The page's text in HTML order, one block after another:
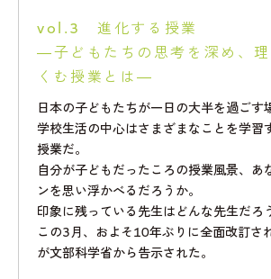
vol.3 進化する授業
―子どもたちの思考を深め、
くむ授業とは―
日本の子どもたちが一日の大半を過ごす
学校生活の中心はさまざまなことを学習
授業だ。
自分が子どもだったころの授業風景、あ
ンを思い浮かべるだろうか。
印象に残っている先生はどんな先生だろ
この3月、およそ10年ぶりに全面改訂さ
が文部科学省から告示された。